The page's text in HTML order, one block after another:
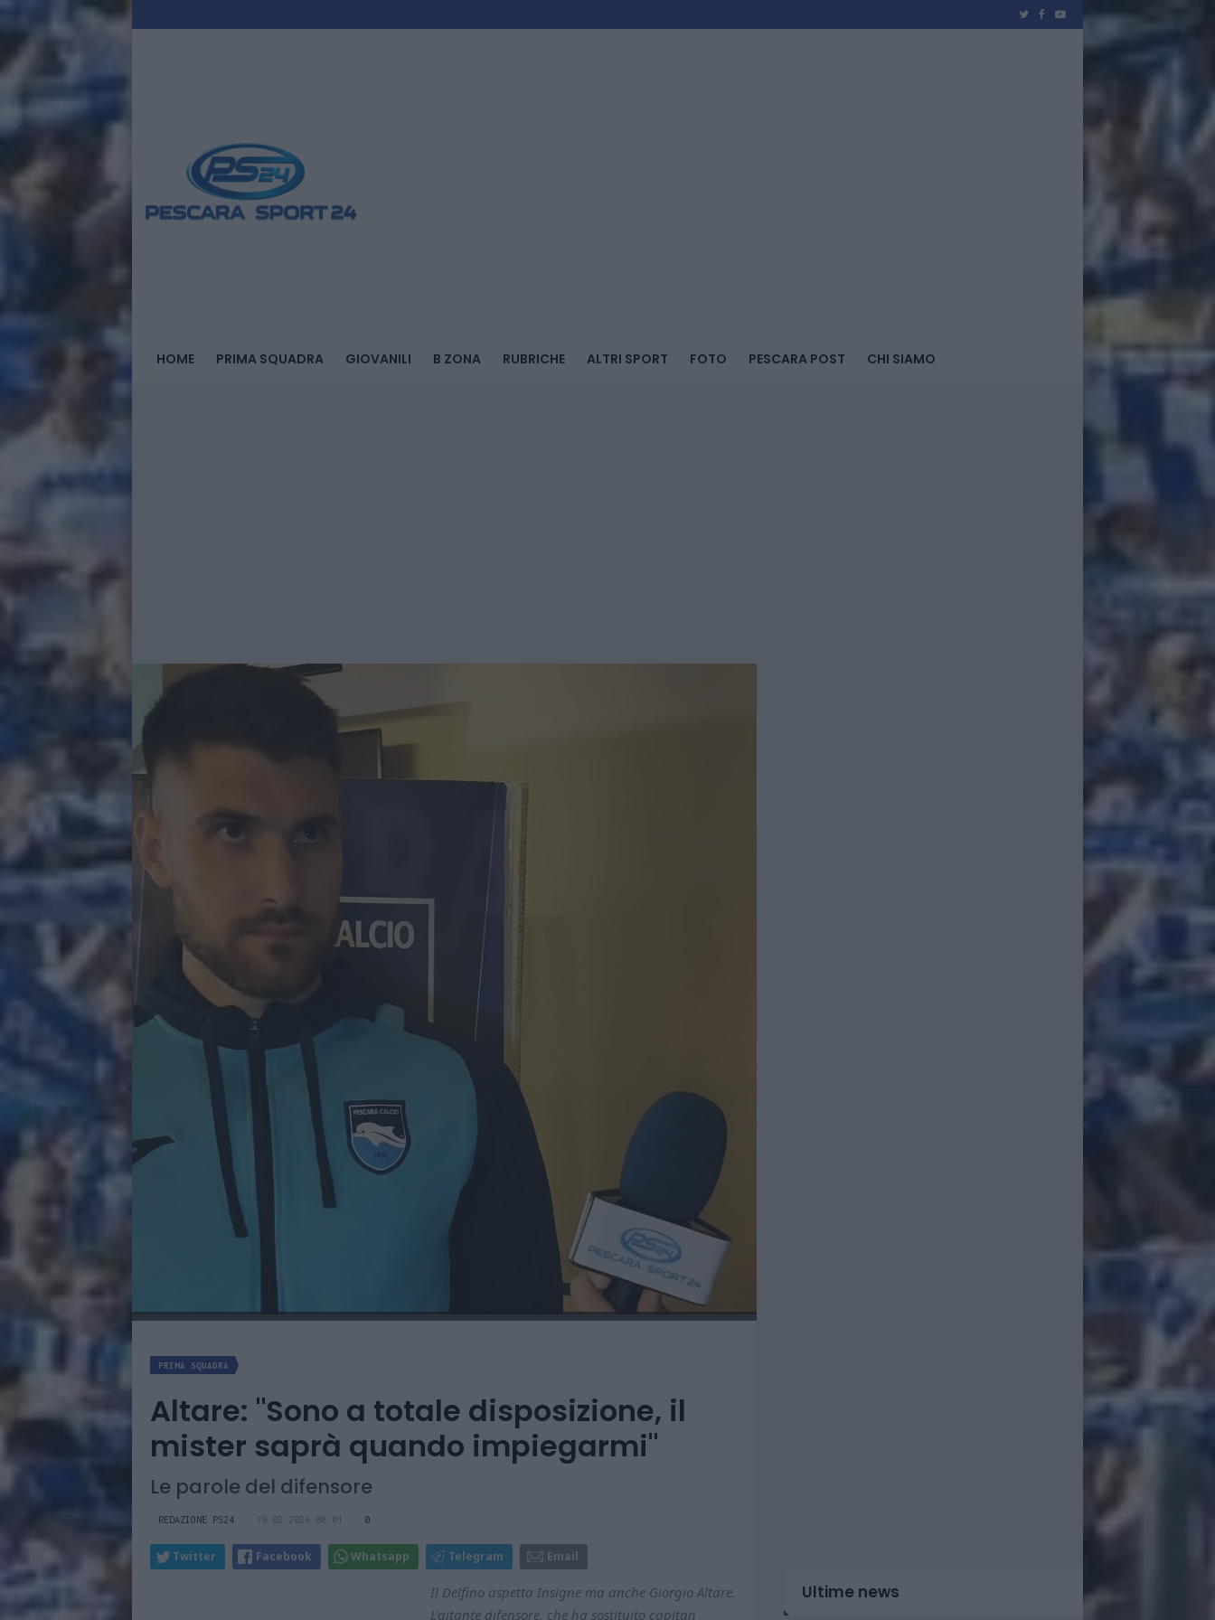
HOME PRIMA SQUADRA GIOVANILI B ZONA RUBRICHE ALTRI SPORT FOTO PESCARA POST CHI SIAMO
PRIMA SQUADRA
Altare: "Sono a totale disposizione, il
mister saprà quando impiegarmi"
Le parole del difensore
REDAZIONE PS24 19.02.2026 08:01 0
Twitter Facebook Whatsapp Telegram Email
Il Delfino aspetta Insigne ma anche Giorgio Altare.
L'aitante difensore, che ha sostituito capitan
Ultime news